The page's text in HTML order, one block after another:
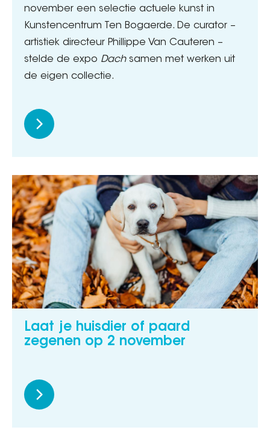
november een selectie actuele kunst in
Kunstencentrum Ten Bogaerde. De curator –
artistiek directeur Phillippe Van Cauteren –
stelde de expo Dach samen met werken uit
de eigen collectie.
Laat je huisdier of paard
zegenen op 2 november